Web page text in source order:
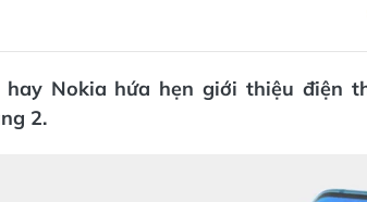
hay Nokia hứa hẹn giới thiệu điện
2.